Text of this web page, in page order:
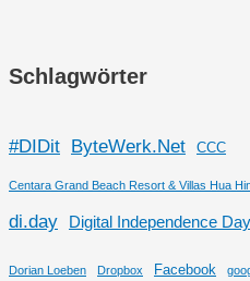
Schlagwörter
#DIDit ByteWerk.Net CCC
Centara Grand Beach Resort & Villas Hua
di.day Digital Independence Day
Dorian Loeben Dropbox Facebook